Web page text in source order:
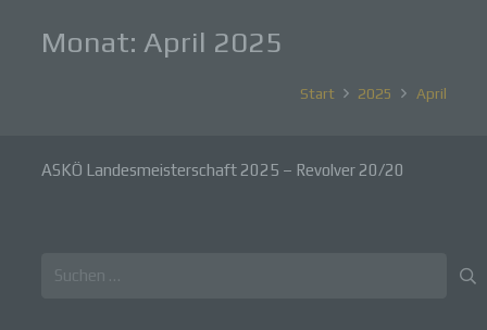
Monat: April 2025
Start 2025 April
ASKÖ Landesmeisterschaft 2025 – Revolver 20/20
Suchen